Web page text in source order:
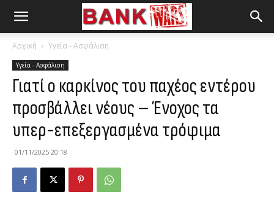
Αρχική Υγεία - Ασφάλιση
Υγεία - Ασφάλιση
Γιατί ο καρκίνος του παχέος εντέρου
προσβάλλει νέους – Ένοχος τα
υπερ-επεξεργασμένα τρόφιμα
01/11/2025 20:18